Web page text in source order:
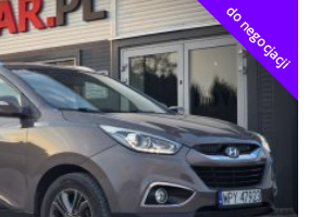
do negocjacji